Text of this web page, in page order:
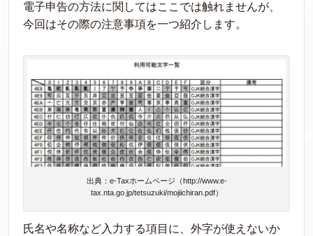
電子申告の方法に関してはここでは触れませんが、
今回はその際の注意事項を一つ紹介します。
出典：e-Taxホームページ（http://www.e-
tax.nta.go.jp/tetsuzuki/mojiichiran.pdf）
氏名や名称など入力する項目に、外字が使えないか